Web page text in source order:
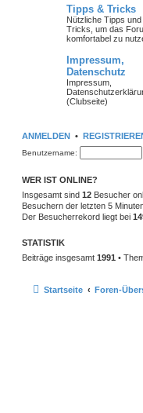
Tipps & Tricks
Nützliche Tipps und
Tricks, um das
komfortabel zu
Impressum,
Datenschutz
Impressum,
(Clubseite)
ANMELDEN •
Benutzername:
WER IST ONLINE?
Insgesamt sind 12 Besucher
Besuchern der letzten 5
Der Besucherrekord liegt bei
STATISTIK
Beiträge insgesamt 1991 •
Startseite Foren-